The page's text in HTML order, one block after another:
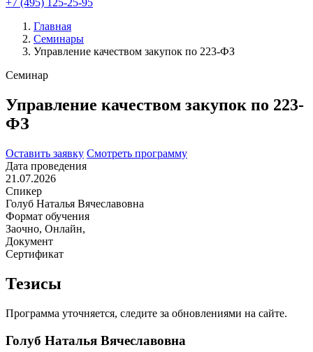
+7 (495) 125-25-95
Главная
Семинары
Управление качеством закупок по 223-ФЗ
Семинар
Управление качеством закупок по 223-
ФЗ
Оставить заявку Смотреть программу
Дата проведения
21.07.2026
Спикер
Голуб Наталья Вячеславовна
Формат обучения
Заочно, Онлайн,
Документ
Сертификат
Тезисы
Программа уточняется, следите за обновлениями на сайте.
Голуб Наталья Вячеславовна